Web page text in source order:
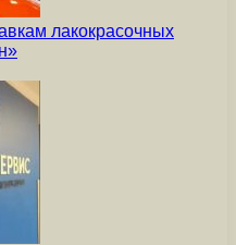
лакокрасочных